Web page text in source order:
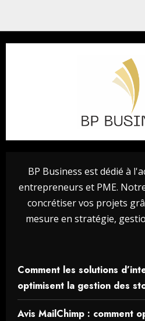
BP Business est dédié à
entrepreneurs et PME.
concrétiser vos projets
mesure en stratégie,
Comment les solutions
optimisent la gestion des
Avis MailChimp : comment